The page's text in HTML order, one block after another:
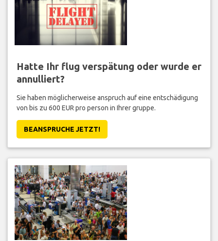
Hatte Ihr flug verspätung oder wurde er
annulliert?
Sie haben möglicherweise anspruch auf eine entschädigung
von bis zu 600 EUR pro person in Ihrer gruppe.
BEANSPRUCHE JETZT!